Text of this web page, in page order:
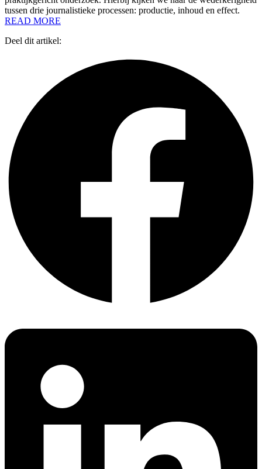
tussen drie journalistieke processen: productie, inhoud en effect.
READ MORE
Deel dit artikel: